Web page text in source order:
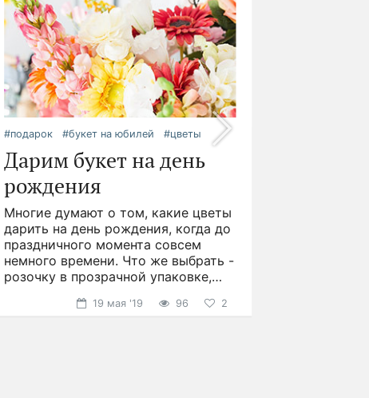
#подарок #букет на юбилей #цветы
Дарим букет на день
рождения
Многие думают о том, какие цветы
дарить на день рождения, когда до
праздничного момента совсем
немного времени. Что же выбрать -
розочку в прозрачной упаковке,
19 мая '19 96 2